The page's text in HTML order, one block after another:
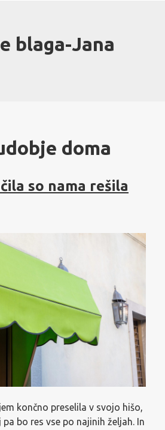
blaga-Jana
doma
so nama rešila
končno preselila v svojo hišo,
bo res vse po najinih željah. In